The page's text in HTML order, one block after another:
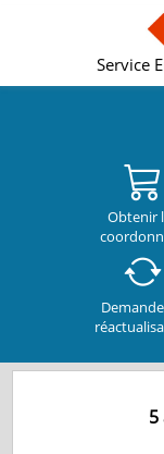
Service
Obtenir
5